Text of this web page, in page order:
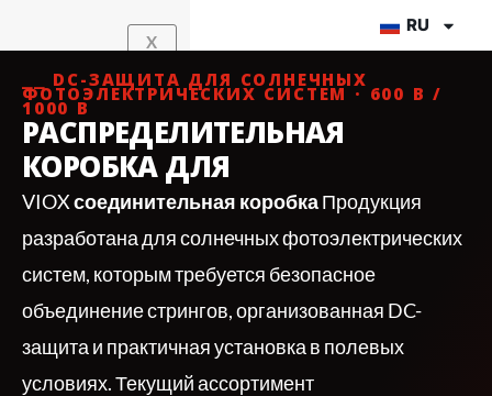
содержимому
X
RU
⎯⎯ DC-ЗАЩИТА ДЛЯ СОЛНЕЧНЫХ
ФОТОЭЛЕКТРИЧЕСКИХ СИСТЕМ · 600 В /
1000 В
РАСПРЕДЕЛИТЕЛЬНАЯ
КОРОБКА ДЛЯ
VIOXсоединительная коробкаПродукция
разработана для солнечных фотоэлектрических
систем, которым требуется безопасное
объединение стрингов, организованная DC-
защита и практичная установка в полевых
условиях. Текущий ассортимент